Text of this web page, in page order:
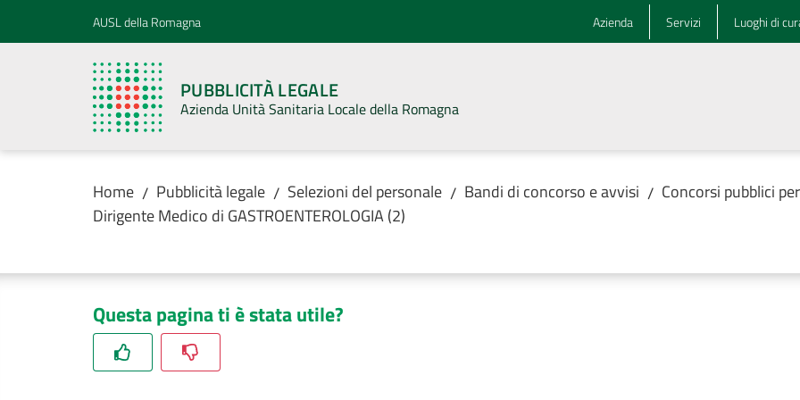
Vai al contenuto
Vai alla navigazioneAUSL della Romagna Azienda Servizi Luoghi di
PUBBLICITÀ LEGALE
Azienda Unità Sanitaria Locale della Romagna
Home / Pubblicità legale / Selezioni del personale / Bandi di concorso e avvisi / Concorsi pubblici
Dirigente Medico di GASTROENTEROLOGIA (2)
Questa pagina ti è stata utile?